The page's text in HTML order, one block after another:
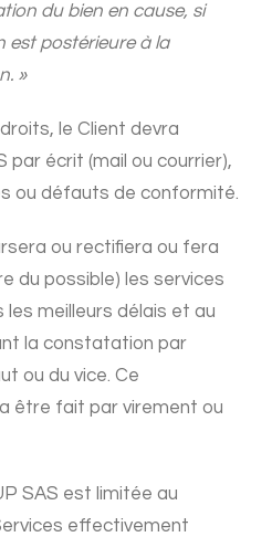
du bien en cause, si
est postérieure à la
»
le Client devra
par écrit (mail ou courrier),
ou défauts de conformité.
ou rectifiera ou fera
du possible) les services
meilleurs délais et au
la constatation par
ou du vice. Ce
être fait par virement ou
SAS est limitée au
effectivement